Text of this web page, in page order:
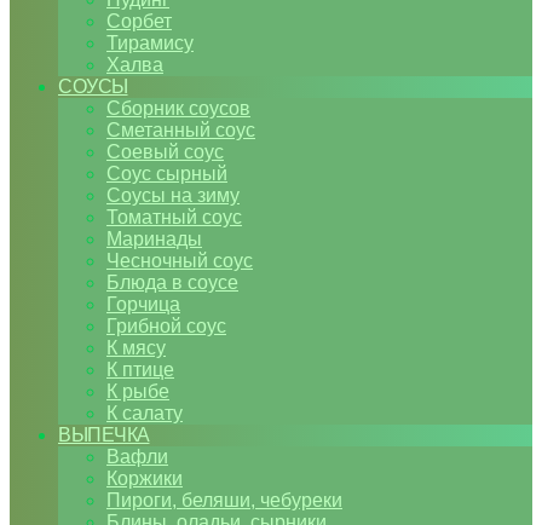
Сорбет
Тирамису
Халва
СОУСЫ
Сборник соусов
Сметанный соус
Соевый соус
Соус сырный
Соусы на зиму
Томатный соус
Маринады
Чесночный соус
Блюда в соусе
Горчица
Грибной соус
К мясу
К птице
К рыбе
К салату
ВЫПЕЧКА
Вафли
Коржики
Пироги, беляши, чебуреки